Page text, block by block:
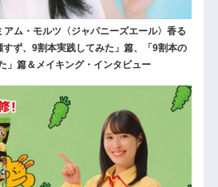
ム・モルツ〈ジャパニーズエール〉香る
ず、9割本実践してみた」篇、「9割本の
」篇＆メイキング・インタビュー